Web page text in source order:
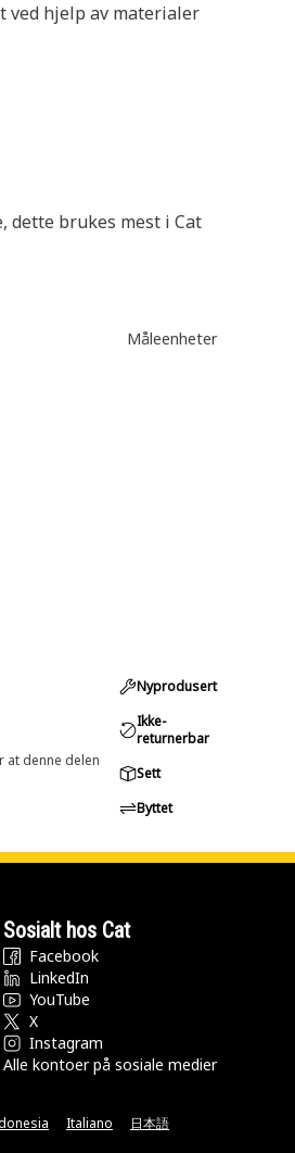
ved hjelp av materialer
dette brukes mest i Cat
Måleenheter
at denne delen
Nyprodusert
Ikke-
returnerbar
Sett
Byttet
Sosialt hos Cat
Facebook
LinkedIn
YouTube
X
Instagram
Alle kontoer på sosiale medier
Italiano 日本語